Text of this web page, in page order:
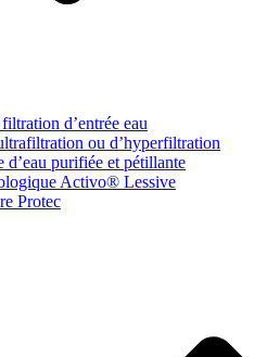
d’entrée eau
ou d’hyperfiltration
d’eau purifiée et pétillante
Activo® Lessive
Protec